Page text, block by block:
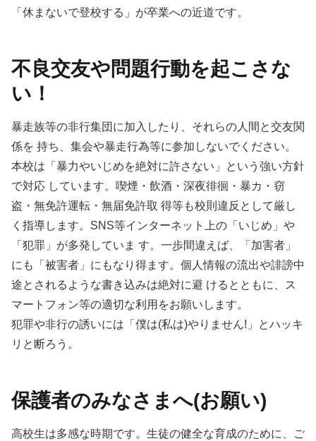
「休まないで登校する」が卒業への近道です。
不良交友や問題行動を起こさな
い！
暴走族等の非行集団に加入したり、それらの人間と交友関
係を 持ち、集会や暴走行為等に参加しないでください。
本校は「暴力やいじめを絶対に許さない」という強い方針
で対応 しています。喫煙・飲酒・深夜徘徊・暴カ・窃
盗・無免許運転・無届免許取 得等も校則違反として厳し
く指導します。SNS等インターネット上の「いじめ」や
「犯罪」が多発していま す。一歩間違えば、「加害者」
にも「被害者」にもなり得ます。個人情報の流出や誹謗中
途とされるような書き込みは絶対に避 けるとともに、ス
マートフォン等の適切な利用をお願いします。
犯罪や非行の誘いには「僕は(私は)やりません!」とハッキ
リと断ろう。
保護者のみなさまへ(お願い)
高校生は多感な時期です。生徒の健全な育成のために、ご